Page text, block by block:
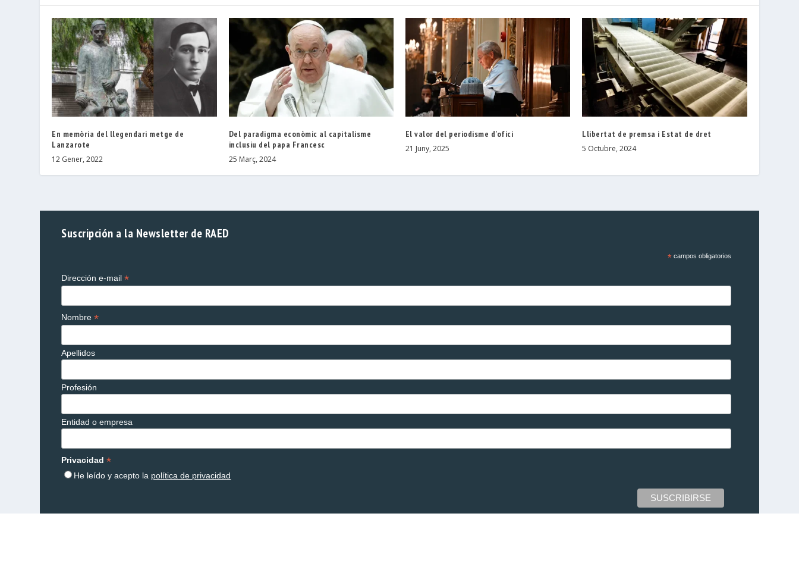
En memòria del llegendari metge de
Lanzarote
12 Gener, 2022
Del paradigma econòmic al capitalisme
inclusiu del papa Francesc
25 Març, 2024
El valor del periodisme d’ofici
21 Juny, 2025
Llibertat de premsa i Estat de dret
5 Octubre, 2024
Suscripción a la Newsletter de RAED
*campos obligatorios
Dirección e-mail*
Nombre*
Apellidos
Profesión
Entidad o empresa
Privacidad*
He leído y acepto la política de privacidad